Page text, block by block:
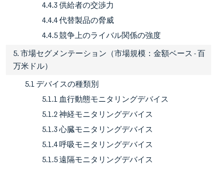
4.4.3 供給者の交渉力
4.4.4 代替製品の脅威
4.4.5 競争上のライバル関係の強度
5. 市場セグメンテーション（市場規模：金額ベース - 百
万米ドル）
5.1 デバイスの種類別
5.1.1 血行動態モニタリングデバイス
5.1.2 神経モニタリングデバイス
5.1.3 心臓モニタリングデバイス
5.1.4 呼吸モニタリングデバイス
5.1.5 遠隔モニタリングデバイス